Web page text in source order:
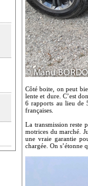
Côté boite, on peut
lente et dure. C’est
6 rapports au lieu de
françaises.
La transmission reste
motrices du marché.
une vraie garantie
chargée. On s’étonne